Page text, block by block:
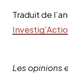
Traduit de
Les opinions